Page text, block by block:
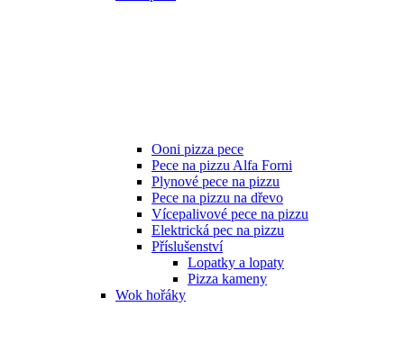
Ooni pizza pece
Pece na pizzu Alfa Forni
Plynové pece na pizzu
Pece na pizzu na dřevo
Vícepalivové pece na pizzu
Elektrická pec na pizzu
Příslušenství
Lopatky a lopaty
Pizza kameny
Wok hořáky